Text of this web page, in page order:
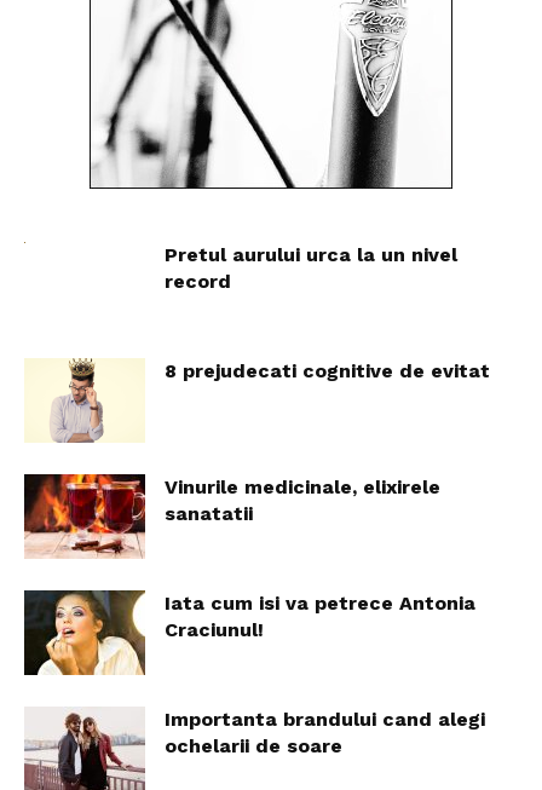
Pretul aurului urca la un nivel
record
8 prejudecati cognitive de evitat
Vinurile medicinale, elixirele
sanatatii
Iata cum isi va petrece Antonia
Craciunul!
Importanta brandului cand alegi
ochelarii de soare